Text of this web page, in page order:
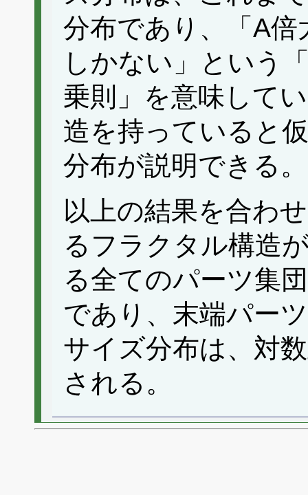
分布であり、「A
しかない」という
乗則」を意味して
造を持っていると
分布が説明できる。
以上の結果を合わ
るフラクタル構造
る全てのパーツ集
であり、末端パー
サイズ分布は、対
される。